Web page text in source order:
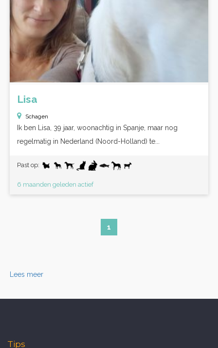
Lisa
Schagen
Ik ben Lisa, 39 jaar, woonachtig in Spanje, maar nog
regelmatig in Nederland (Noord-Holland) te...
Past op:
6 maanden geleden actief
1
Lees meer
Tips